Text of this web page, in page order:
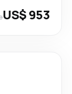
US$ 953